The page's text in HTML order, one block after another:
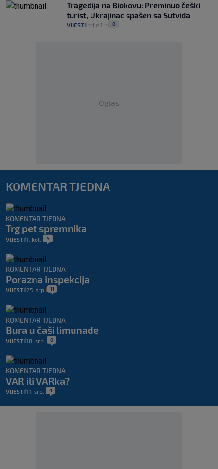
Tragedija na Biokovu: Preminuo češki
turist, Ukrajinac spašen sa Sutvida
VIJESTI prije 1 h 0
Oglas
KOMENTAR TJEDNA
KOMENTAR TJEDNA
Trg pet spremnika
VIJESTI 1. kol. 5
KOMENTAR TJEDNA
Porazna inspekcija
VIJESTI 25. srp. 11
KOMENTAR TJEDNA
Bura u čaši limunade
VIJESTI 18. srp. 0
KOMENTAR TJEDNA
VAR ili VARka?
VIJESTI 11. srp. 4